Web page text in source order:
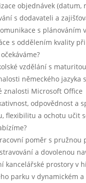
objednávek (datum,
s dodavateli a
s plánováním
s oddělením kvality
vzdělání s maturitou
německého
znalosti Microsoft Office
odpovědnost a
flexibilitu a ochotu učit
poměr s pružnou
a dovolenou
kancelářské prostory v
parku v dynamickém